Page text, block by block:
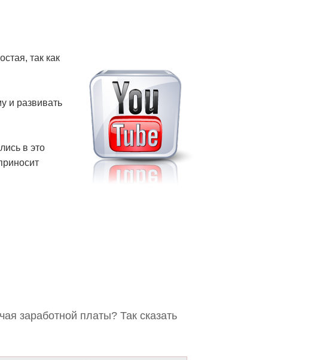
так как
и развивать
в это
заработной платы? Так сказать